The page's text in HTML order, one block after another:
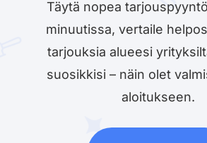
Täytä nopea
minuutissa, vertaile
tarjouksia alueesi
suosikkisi – näin olet
aloitukseen.